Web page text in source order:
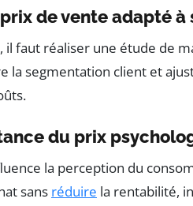
de vente adapté à
faut réaliser une étude de
la segmentation client et
du prix
la perception du
sans réduire la rentabilité,